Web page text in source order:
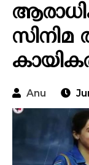
സിനിമ
Anu